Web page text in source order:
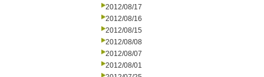
2012/08/17
2012/08/16
2012/08/15
2012/08/08
2012/08/07
2012/08/01